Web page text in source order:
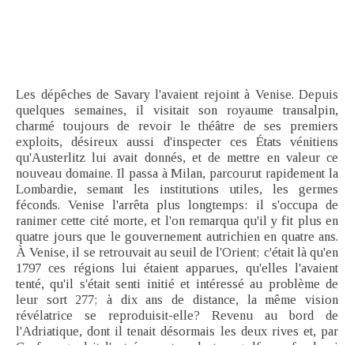
Les dépêches de Savary l'avaient rejoint à Venise. Depuis
quelques semaines, il visitait son royaume transalpin,
charmé toujours de revoir le théâtre de ses premiers
exploits, désireux aussi d'inspecter ces États vénitiens
qu'Austerlitz lui avait donnés, et de mettre en valeur ce
nouveau domaine. Il passa à Milan, parcourut rapidement la
Lombardie, semant les institutions utiles, les germes
féconds. Venise l'arrêta plus longtemps: il s'occupa de
ranimer cette cité morte, et l'on remarqua qu'il y fit plus en
quatre jours que le gouvernement autrichien en quatre ans.
À Venise, il se retrouvait au seuil de l'Orient; c'était là qu'en
1797 ces régions lui étaient apparues, qu'elles l'avaient
tenté, qu'il s'était senti initié et intéressé au problème de
leur sort 277; à dix ans de distance, la même vision
révélatrice se reproduisit-elle? Revenu au bord de
l'Adriatique, dont il tenait désormais les deux rives et, par